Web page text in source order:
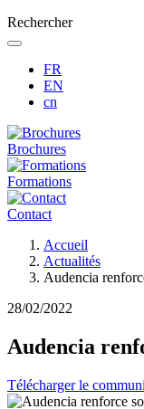
Rechercher
FR
EN
cn
Brochures
Formations
Contact
d'Ariane
Accueil
Actualités
Audencia
28/02/2022
Audencia
Télécharger le